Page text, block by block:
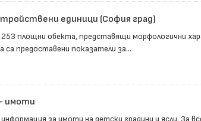
единици (София град)
площни обекта, представящи морфологични
са предоставени показатели за...
имоти
за имоти на детски градини и ясли. За